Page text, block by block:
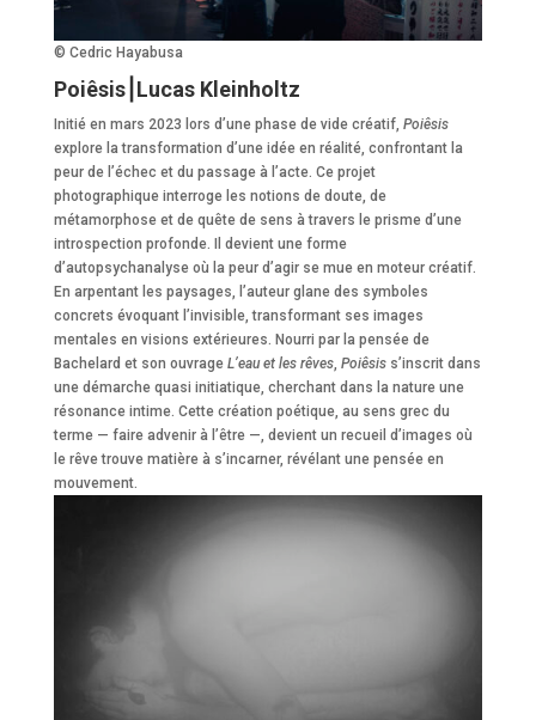
© Cedric Hayabusa
Poiêsis⎮Lucas Kleinholtz
Initié en mars 2023 lors d’une phase de vide créatif, Poiêsis
explore la transformation d’une idée en réalité, confrontant la
peur de l’échec et du passage à l’acte. Ce projet
photographique interroge les notions de doute, de
métamorphose et de quête de sens à travers le prisme d’une
introspection profonde. Il devient une forme
d’autopsychanalyse où la peur d’agir se mue en moteur créatif.
En arpentant les paysages, l’auteur glane des symboles
concrets évoquant l’invisible, transformant ses images
mentales en visions extérieures. Nourri par la pensée de
Bachelard et son ouvrage L’eau et les rêves, Poiêsiss’inscrit dans
une démarche quasi initiatique, cherchant dans la nature une
résonance intime. Cette création poétique, au sens grec du
terme — faire advenir à l’être —, devient un recueil d’images où
le rêve trouve matière à s’incarner, révélant une pensée en
mouvement.